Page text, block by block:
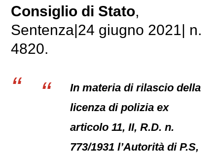
Consiglio di Stato,
Sentenza|24 giugno 2021| n.
4820.
In materia di rilascio della
licenza di polizia ex
articolo 11, II, R.D. n.
773/1931 l’Autorità di P.S,